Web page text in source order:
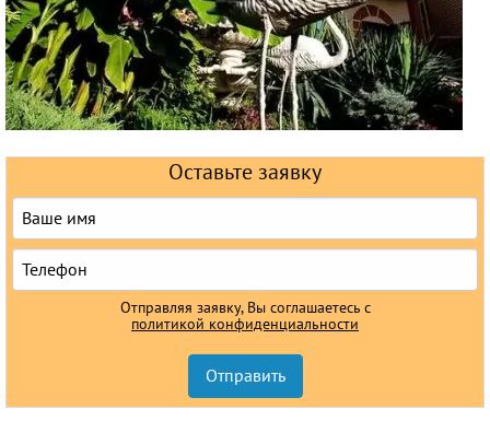
Оставьте заявку
Отправляя заявку, Вы соглашаетесь с
политикой конфиденциальности